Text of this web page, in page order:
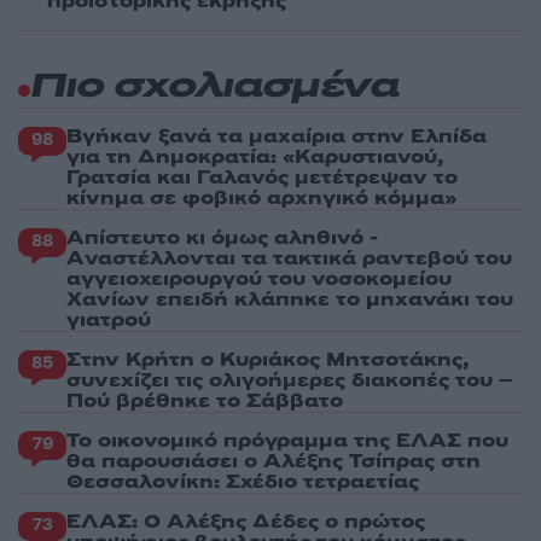
Πιο σχολιασμένα
98 Βγήκαν ξανά τα μαχαίρια στην Ελπίδα
για τη Δημοκρατία: «Καρυστιανού,
Γρατσία και Γαλανός μετέτρεψαν το
κίνημα σε φοβικό αρχηγικό κόμμα»
88 Απίστευτο κι όμως αληθινό -
Aναστέλλονται τα τακτικά ραντεβού του
αγγειοχειρουργού του νοσοκομείου
Χανίων επειδή κλάπηκε το μηχανάκι του
γιατρού
85 Στην Κρήτη ο Κυριάκος Μητσοτάκης,
συνεχίζει τις ολιγοήμερες διακοπές του –
Πού βρέθηκε το Σάββατο
79 Το οικονομικό πρόγραμμα της ΕΛΑΣ που
θα παρουσιάσει ο Αλέξης Τσίπρας στη
Θεσσαλονίκη: Σχέδιο τετραετίας
73 ΕΛΑΣ: Ο Αλέξης Δέδες ο πρώτος